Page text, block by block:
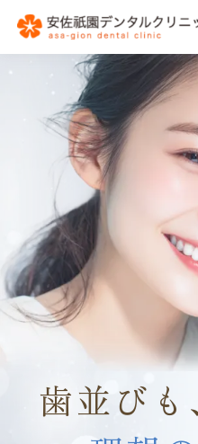
こんなお悩みあり
当院の歯を綺麗に
当院が選ばれる理
1年後の選択
治療内容の特徴
症例紹介
料金のご案内
歯並びも